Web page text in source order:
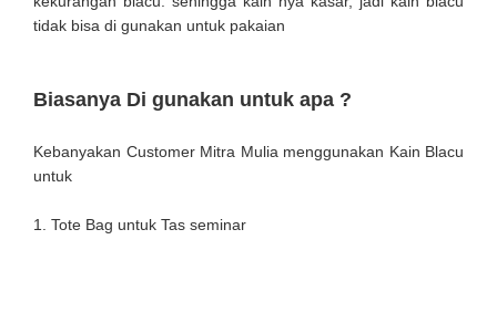
tidak bisa di gunakan untuk pakaian
Biasanya Di gunakan untuk apa ?
Kebanyakan Customer Mitra Mulia menggunakan Kain Blacu
untuk
1. Tote Bag untuk Tas seminar